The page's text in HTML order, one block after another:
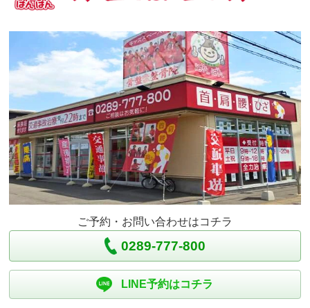
ご予約・お問い合わせはコチラ
0289-777-800
LINE予約はコチラ